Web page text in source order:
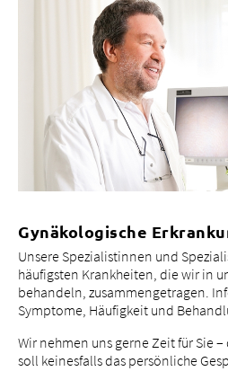
Gynäkologische
Unsere Spezialistinnen und
häufigsten Krankheiten, die wir in
behandeln, zusammengetragen.
Symptome, Häufigkeit und
Wir nehmen uns gerne Zeit für Sie
soll keinesfalls das persönliche